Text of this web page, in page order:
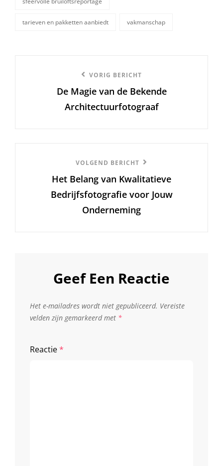
tarieven en pakketten aanbiedt vakmanschap
bericht
VORIG BERICHT
De Magie van de Bekende
Architectuurfotograaf
Bericht
VOLGEND BERICHT
Het Belang van Kwalitatieve
Bedrijfsfotografie voor Jouw
Onderneming
Geef Een Reactie
Het e-mailadres wordt niet gepubliceerd. Vereiste
velden zijn gemarkeerd met *
Reactie*